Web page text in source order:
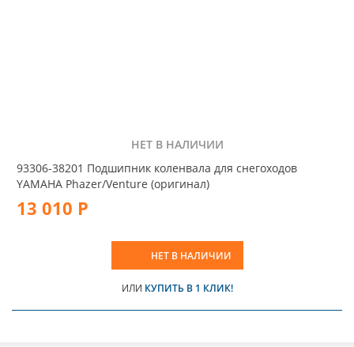
НЕТ В НАЛИЧИИ
93306-38201 Подшипник коленвала для снегоходов
YAMAHA Phazer/Venture (оригинал)
13 010 Р
НЕТ В НАЛИЧИИ
ИЛИ КУПИТЬ В 1 КЛИК!